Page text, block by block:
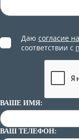
Даю согласие
соответствии с
ВАШЕ ИМЯ:
ВАШ ТЕЛЕФОН: